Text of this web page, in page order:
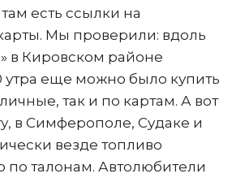
есть ссылки на
Мы проверили: вдоль
в Кировском районе
утра еще можно было купить
так и по картам. А вот
в Симферополе, Судаке и
везде топливо
по талонам. Автолюбители